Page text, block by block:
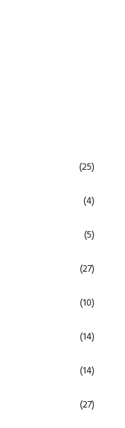
(25)
(4)
(5)
(27)
(10)
(14)
(14)
(27)